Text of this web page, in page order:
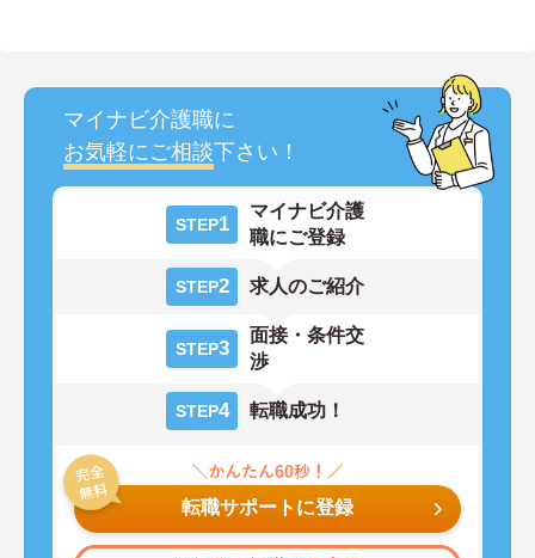
マイナビ介護職に
お気軽にご相談下さい！
STEP1
マイナビ介護
職にご登録
STEP2 求人のご紹介
STEP3
面接・条件交
渉
STEP4 転職成功！
転職サポートに登録